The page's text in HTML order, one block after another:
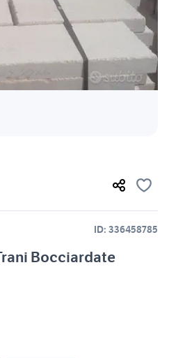
ID: 336458785
Bocciardate